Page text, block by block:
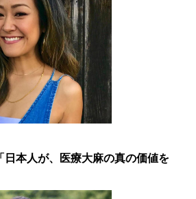
本人が、医療大麻の真の価値を